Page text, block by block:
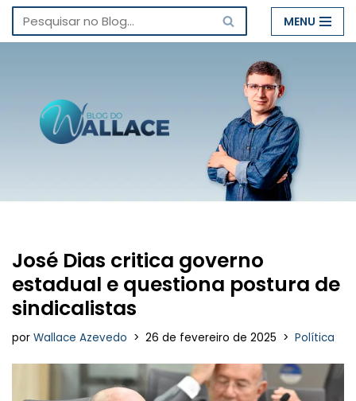
Pular
conteúdo
MENU
José Dias critica governo
estadual e questiona postura de
sindicalistas
por Wallace Azevedo 26 de fevereiro de 2025 Política